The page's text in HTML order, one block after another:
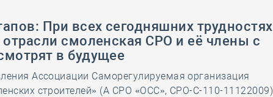
При всех сегодняшних трудностях
отрасли смоленская СРО и её члены с
в будущее
Ассоциации Саморегулируемая организация
строителей» (А СРО «ОСС», СРО-С-110-11122009)